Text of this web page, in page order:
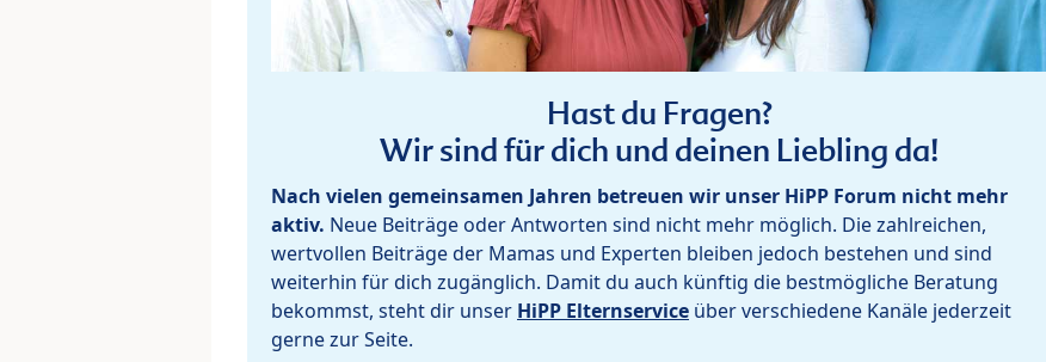
Hast du Fragen?
Wir sind für dich und deinen Liebling da!
Nach vielen gemeinsamen Jahren betreuen wir unser HiPP Forum nicht mehr
aktiv. Neue Beiträge oder Antworten sind nicht mehr möglich. Die zahlreichen,
wertvollen Beiträge der Mamas und Experten bleiben jedoch bestehen und sind
weiterhin für dich zugänglich. Damit du auch künftig die bestmögliche Beratung
bekommst, steht dir unser HiPP Elternservice über verschiedene Kanäle jederzeit
gerne zur Seite.